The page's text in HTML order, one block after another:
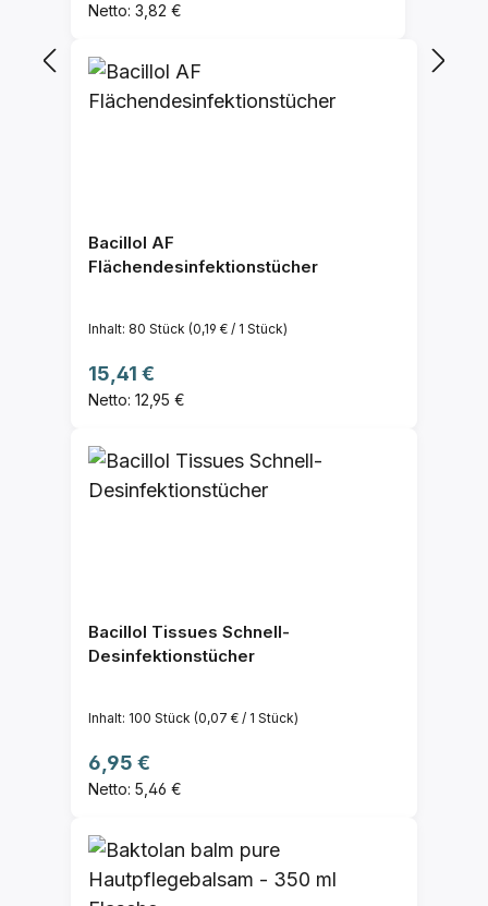
Netto: 3,82 €
Bacillol AF
Flächendesinfektionstücher
Inhalt: 80 Stück (0,19 € / 1 Stück)
Regulärer Preis:
15,41 €
Netto: 12,95 €
Bacillol Tissues Schnell-
Desinfektionstücher
Inhalt: 100 Stück (0,07 € / 1 Stück)
Regulärer Preis:
6,95 €
Netto: 5,46 €